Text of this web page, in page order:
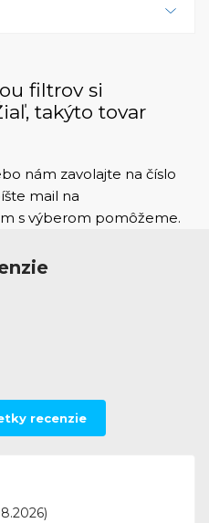
je HP PageWide Pro
a vysokou
riešením pre
kde je dôležité mať
citlivých informácií.
ktorá kombinuje
správou a bezpečným
efektívnemu
filtrov si
takýto tovar
nám zavolajte na číslo
mail na
s výberom pomôžeme.
recenzie